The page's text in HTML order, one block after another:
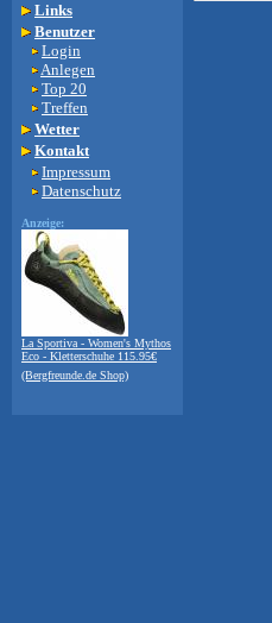
Links
Benutzer
Login
Anlegen
Top 20
Treffen
Wetter
Kontakt
Impressum
Datenschutz
Anzeige:
La Sportiva - Women's Mythos
Eco - Kletterschuhe 115.95€
(Bergfreunde.de Shop)